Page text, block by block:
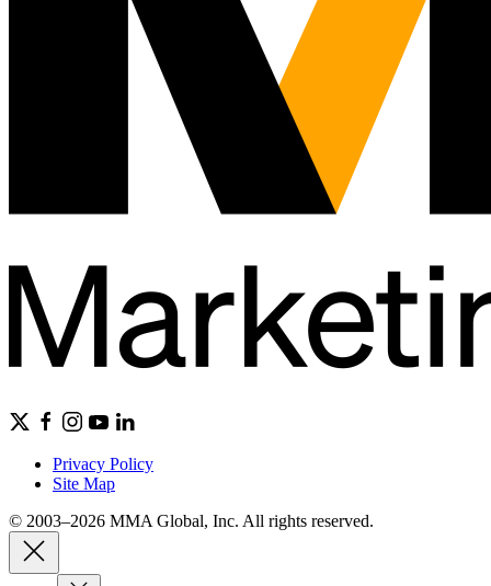
Privacy Policy
Site Map
© 2003–2026 MMA Global, Inc. All rights reserved.